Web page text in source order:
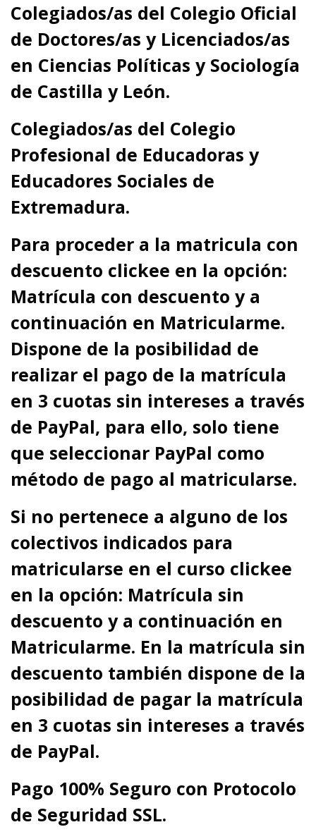
Colegiados/as del Colegio Oficial
de Doctores/as y Licenciados/as
en Ciencias Políticas y Sociología
de Castilla y León.
Colegiados/as del Colegio
Profesional de Educadoras y
Educadores Sociales de
Extremadura.
Para proceder a la matricula con
descuento clickee en la opción:
Matrícula con descuento y a
continuación en Matricularme.
Dispone de la posibilidad de
realizar el pago de la matrícula
en 3 cuotas sin intereses a través
de PayPal, para ello, solo tiene
que seleccionar PayPal como
método de pago al matricularse.
Si no pertenece a alguno de los
colectivos indicados para
matricularse en el curso clickee
en la opción: Matrícula sin
descuento y a continuación en
Matricularme. En la matrícula sin
descuento también dispone de la
posibilidad de pagar la matrícula
en 3 cuotas sin intereses a través
de PayPal.
Pago 100% Seguro con Protocolo
de Seguridad SSL.